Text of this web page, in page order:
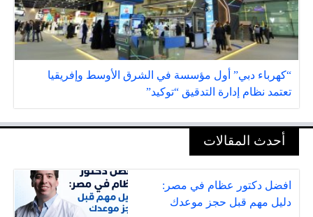
“كهرباء دبي” أول مؤسسة في الشرق الأوسط وإفريقيا
تعتمد نظام إدارة التدقيق “توكيد”
أحدث المقالات
افضل دكتور عظام في مصر:
دليل مهم قبل حجز موعدك